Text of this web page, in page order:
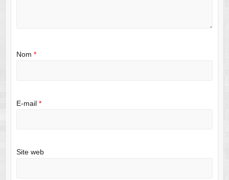
Nom *
E-mail *
Site web